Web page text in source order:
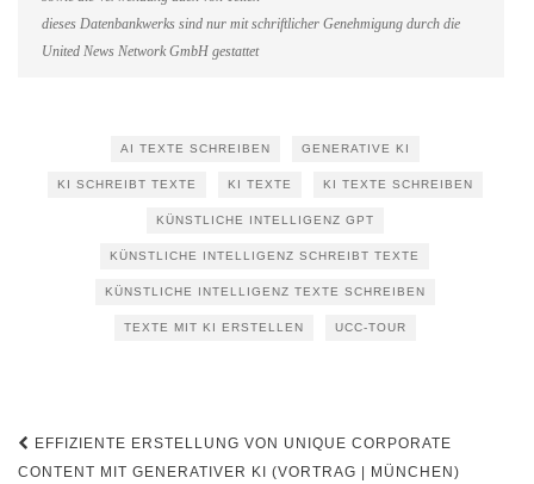
dieses Datenbankwerks sind nur mit schriftlicher Genehmigung durch die
United News Network GmbH gestattet
AI TEXTE SCHREIBEN GENERATIVE KI
KI SCHREIBT TEXTE KI TEXTE KI TEXTE SCHREIBEN
KÜNSTLICHE INTELLIGENZ GPT
KÜNSTLICHE INTELLIGENZ SCHREIBT TEXTE
KÜNSTLICHE INTELLIGENZ TEXTE SCHREIBEN
TEXTE MIT KI ERSTELLEN UCC-TOUR
Beitragsnavigation
EFFIZIENTE ERSTELLUNG VON UNIQUE CORPORATE
CONTENT MIT GENERATIVER KI (VORTRAG | MÜNCHEN)